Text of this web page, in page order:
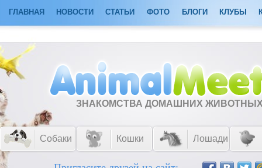
ГЛАВНАЯ НОВОСТИ СТАТЬИ ФОТО БЛОГИ КЛУБЫ
ЗНАКОМСТВА ДОМАШНИХ
Собаки Кошки Лошади